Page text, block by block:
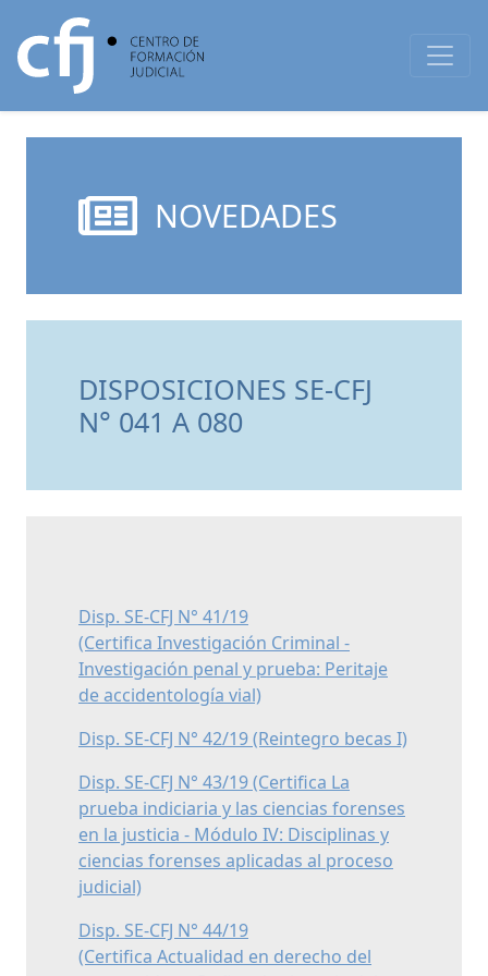
NOVEDADES
DISPOSICIONES SE-CFJ
N° 041 A 080
Disp. SE-CFJ N° 41/19
(Certifica Investigación Criminal -
Investigación penal y prueba: Peritaje
de accidentología vial)
Disp. SE-CFJ N° 42/19 (Reintegro becas I)
Disp. SE-CFJ N° 43/19 (Certifica La
prueba indiciaria y las ciencias forenses
en la justicia - Módulo IV: Disciplinas y
ciencias forenses aplicadas al proceso
judicial)
Disp. SE-CFJ N° 44/19
(Certifica Actualidad en derecho del